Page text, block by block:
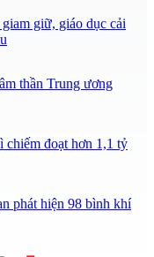
giữ, giáo dục cải
thần Trung ương
chiếm đoạt hơn 1,1 tỷ
phát hiện 98 bình khí